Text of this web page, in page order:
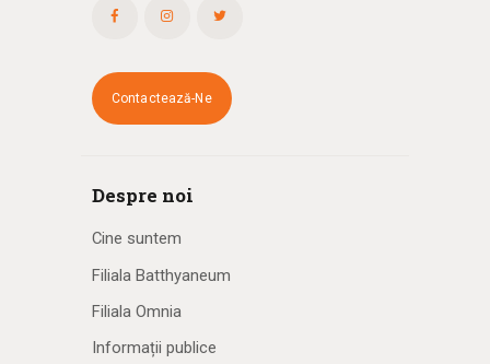
Contactează-Ne
Despre noi
Cine suntem
Filiala Batthyaneum
Filiala Omnia
Informații publice